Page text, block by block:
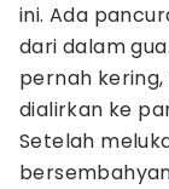
ini. Ada
dari dalam
pernah
dialirkan ke
Setelah